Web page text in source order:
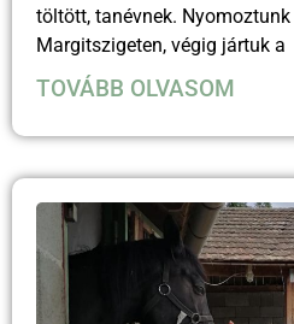
töltött, tanévnek.
Margitszigeten, végig jártuk a
TOVÁBB OLVASOM